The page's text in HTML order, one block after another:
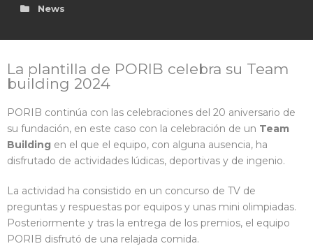
News
La plantilla de PORIB celebra su Team
building 2024
PORIB continúa con las celebraciones del 20 aniversario de
su fundación, en este caso con la celebración de un Team
Building en el que el equipo, con alguna ausencia, ha
disfrutado de actividades lúdicas, deportivas y de ingenio.
La actividad ha consistido en un concurso de TV de
preguntas y respuestas por equipos y unas mini olimpiadas.
Posteriormente y tras la entrega de los premios, el equipo
PORIB disfrutó de una relajada comida.